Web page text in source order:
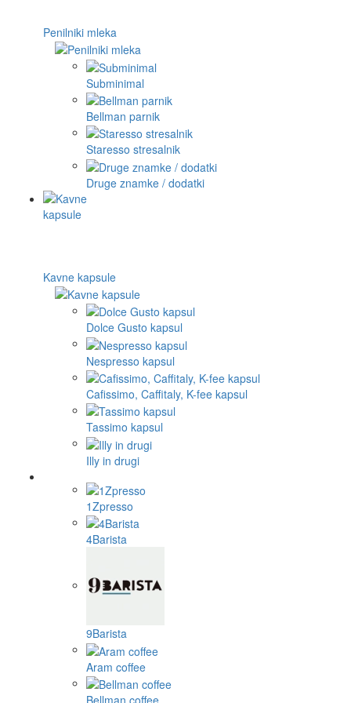
Penilniki mleka
Subminimal
Bellman parnik
Staresso stresalnik
Druge znamke / dodatki
Kavne kapsule
Dolce Gusto kapsul
Nespresso kapsul
Cafissimo, Caffitaly, K-fee kapsul
Tassimo kapsul
Illy in drugi
1Zpresso
4Barista
9Barista
Aram coffee
Bellman coffee